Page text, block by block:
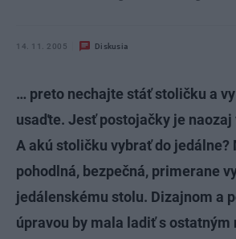
14. 11. 2005 Diskusia
… preto nechajte stáť stoličku a
usaďte. Jesť postojačky je
A akú stoličku vybrať do jedálne?
pohodlná, bezpečná, primerane
jedálenskému stolu. Dizajnom a
úpravou by mala ladiť s ostatným